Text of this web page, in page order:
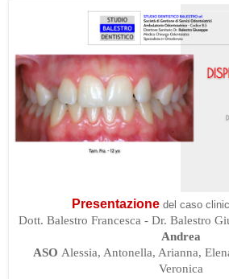
Presentazionedel caso
Dott. Balestro Francesca - Dr. Balestro
Andrea
ASO Alessia, Antonella, Arianna,
Veronica